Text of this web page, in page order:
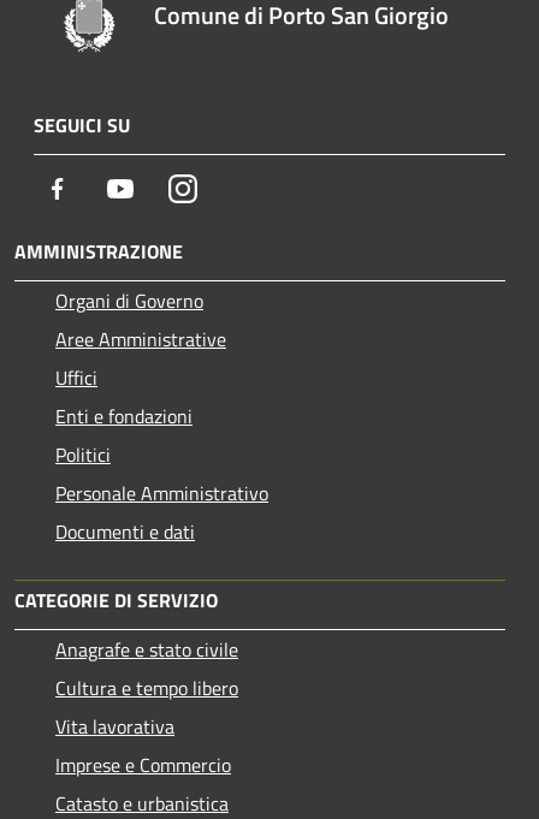
Comune di Porto San Giorgio
SEGUICI SU
Facebook YoutubeInstagram
AMMINISTRAZIONE
Organi di Governo
Aree Amministrative
Uffici
Enti e fondazioni
Politici
Personale Amministrativo
Documenti e dati
CATEGORIE DI SERVIZIO
Anagrafe e stato civile
Cultura e tempo libero
Vita lavorativa
Imprese e Commercio
Catasto e urbanistica